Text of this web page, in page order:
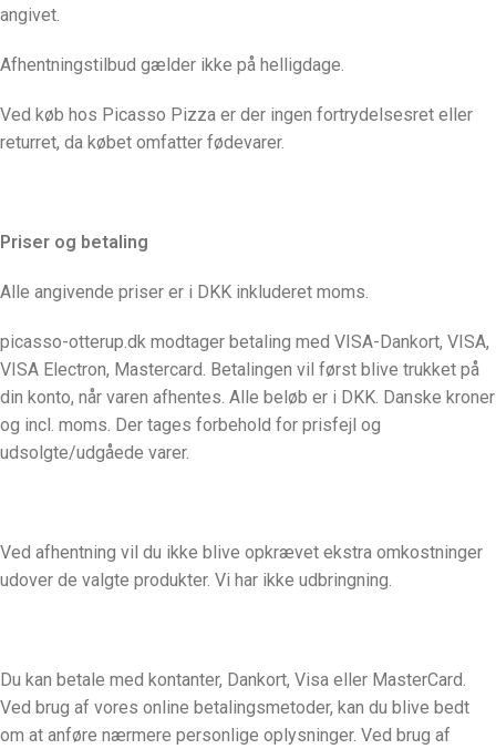
angivet.
Afhentningstilbud gælder ikke på helligdage.
Ved køb hos Picasso Pizza er der ingen fortrydelsesret eller
returret, da købet omfatter fødevarer.
Priser og betaling
Alle angivende priser er i DKK inkluderet moms.
picasso-otterup.dk modtager betaling med VISA-Dankort, VISA,
VISA Electron, Mastercard. Betalingen vil først blive trukket på
din konto, når varen afhentes. Alle beløb er i DKK. Danske kroner
og incl. moms. Der tages forbehold for prisfejl og
udsolgte/udgåede varer.
Ved afhentning vil du ikke blive opkrævet ekstra omkostninger
udover de valgte produkter. Vi har ikke udbringning.
Du kan betale med kontanter, Dankort, Visa eller MasterCard.
Ved brug af vores online betalingsmetoder, kan du blive bedt
om at anføre nærmere personlige oplysninger. Ved brug af